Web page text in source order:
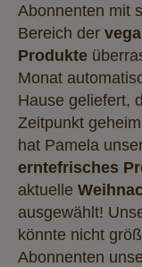
Abonnenten mit
Bereich der
Produkte
Monat
Hause geliefert,
Zeitpunkt
hat Pamela
erntefrisches
aktuelle
ausgewählt!
könnte nicht
Abonnenten